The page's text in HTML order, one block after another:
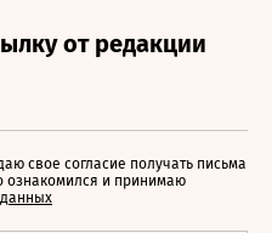
свое согласие получать письма
ознакомился и принимаю